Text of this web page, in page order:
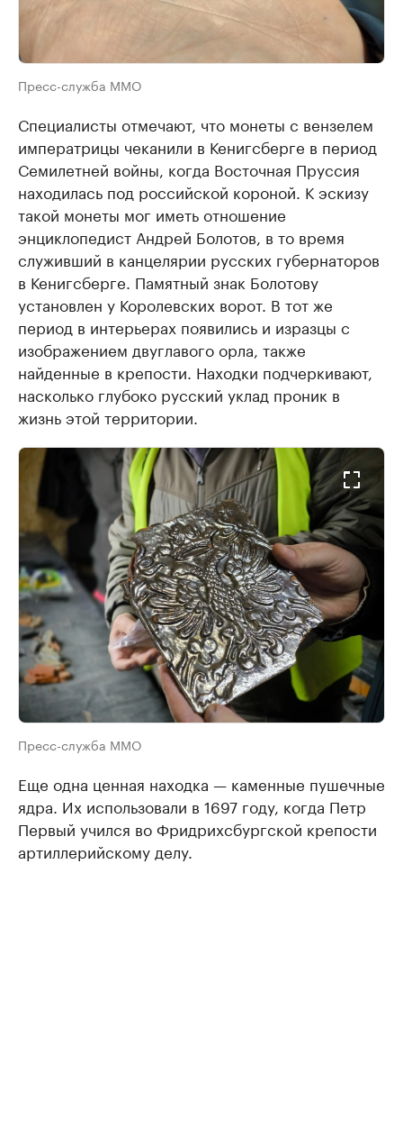
Пресс-служба ММО
Специалисты отмечают, что монеты с вензелем
императрицы чеканили в Кенигсберге в период
Семилетней войны, когда Восточная Пруссия
находилась под российской короной. К эскизу
такой монеты мог иметь отношение
энциклопедист Андрей Болотов, в то время
служивший в канцелярии русских губернаторов
в Кенигсберге. Памятный знак Болотову
установлен у Королевских ворот. В тот же
период в интерьерах появились и изразцы с
изображением двуглавого орла, также
найденные в крепости. Находки подчеркивают,
насколько глубоко русский уклад проник в
жизнь этой территории.
Пресс-служба ММО
Еще одна ценная находка — каменные пушечные
ядра. Их использовали в 1697 году, когда Петр
Первый учился во Фридрихсбургской крепости
артиллерийскому делу.